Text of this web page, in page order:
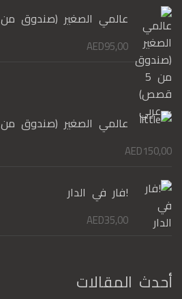
عالمي الصغير (صندوق من 5 قصص) - عربي
AED95,00
عالمي الصغير (صندوق من 5 قصص) - إنجليزي
AED150,00
!فار في الدار
AED35,00
أحدث المقالات